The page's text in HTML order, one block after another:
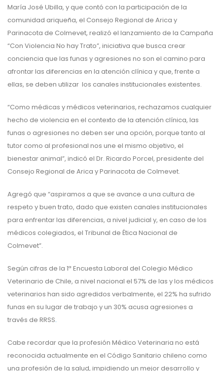
María José Ubilla, y que contó con la participación de la
comunidad ariqueña, el Consejo Regional de Arica y
Parinacota de Colmevet, realizó el lanzamiento de la Campaña
“Con Violencia No hay Trato”, iniciativa que busca crear
conciencia que las funas y agresiones no son el camino para
afrontar las diferencias en la atención clínica y que, frente a
ellas, se deben utilizar los canales institucionales existentes.
“Como médicas y médicos veterinarios, rechazamos cualquier
hecho de violencia en el contexto de la atención clínica, las
funas o agresiones no deben ser una opción, porque tanto al
tutor como al profesional nos une el mismo objetivo, el
bienestar animal”, indicó el Dr. Ricardo Porcel, presidente del
Consejo Regional de Arica y Parinacota de Colmevet.
Agregó que “aspiramos a que se avance a una cultura de
respeto y buen trato, dado que existen canales institucionales
para enfrentar las diferencias, a nivel judicial y, en caso de los
médicos colegiados, el Tribunal de Ética Nacional de
Colmevet”.
Según cifras de la 1ª Encuesta Laboral del Colegio Médico
Veterinario de Chile, a nivel nacional el 57% de las y los médicos
veterinarios han sido agredidos verbalmente, el 22% ha sufrido
funas en su lugar de trabajo y un 30% acusa agresiones a
través de RRSS.
Cabe recordar que la profesión Médico Veterinaria no está
reconocida actualmente en el Código Sanitario chileno como
una profesión de la salud, impidiendo un mejor desarrollo y